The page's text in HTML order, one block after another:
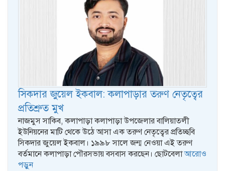
সিকদার জুয়েল ইকবাল: কলাপাড়ার তরুণ নেতৃত্বের
প্রতিশ্রুত মুখ
নাজমুস সাকিব, কলাপাড়া কলাপাড়া উপজেলার বালিয়াতলী
ইউনিয়নের মাটি থেকে উঠে আসা এক তরুণ নেতৃত্বের প্রতিচ্ছবি
সিকদার জুয়েল ইকবাল। ১৯৯৮ সালে জন্ম নেওয়া এই তরুণ
বর্তমানে কলাপাড়া পৌরসভায় বসবাস করছেন। ছোটবেলাআরোও
পড়ুন